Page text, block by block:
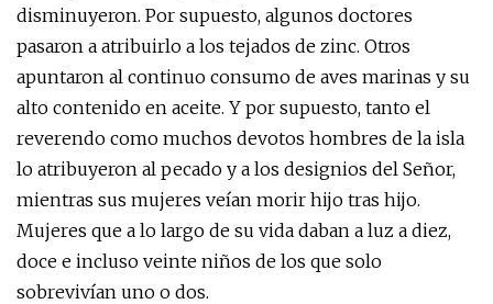
disminuyeron. Por supuesto, algunos doctores
pasaron a atribuirlo a los tejados de zinc. Otros
apuntaron al continuo consumo de aves marinas y su
alto contenido en aceite. Y por supuesto, tanto el
reverendo como muchos devotos hombres de la isla
lo atribuyeron al pecado y a los designios del Señor,
mientras sus mujeres veían morir hijo tras hijo.
Mujeres que a lo largo de su vida daban a luz a diez,
doce e incluso veinte niños de los que solo
sobrevivían uno o dos.